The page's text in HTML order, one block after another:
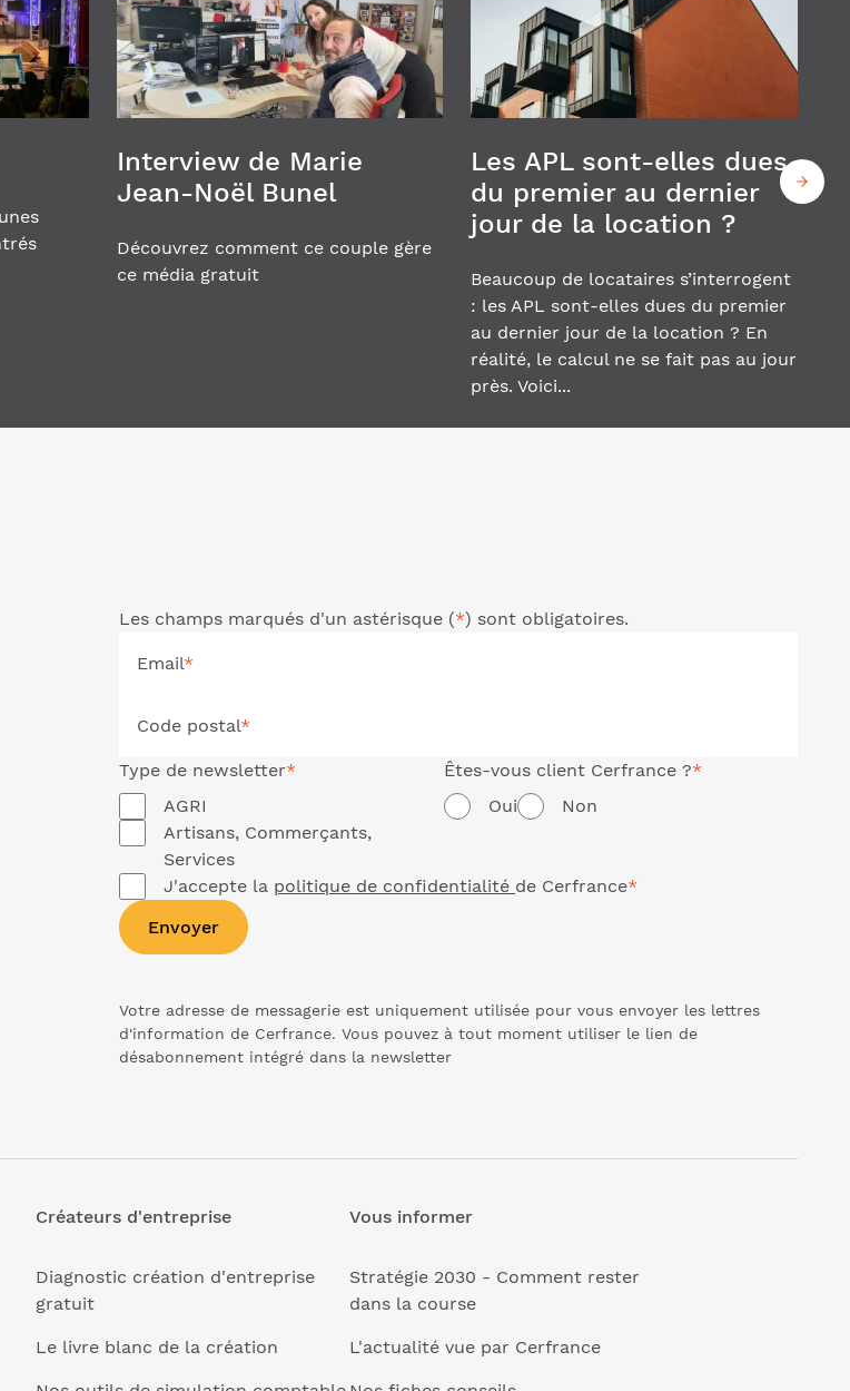
Interview de Marie
Jean-Noël Bunel
Découvrez comment ce couple gère
ce média gratuit
Les APL sont-elles dues
du premier au dernier
jour de la location ?
Beaucoup de locataires s’interrogent
: les APL sont-elles dues du premier
au dernier jour de la location ? En
réalité, le calcul ne se fait pas au jour
près. Voici...
Les champs marqués d'un astérisque (*) sont obligatoires.
Email*
Code postal*
Type de newsletter*
AGRI
Artisans, Commerçants,
Services
Êtes-vous client Cerfrance ?*
Oui
Non
J'accepte la politique de confidentialité de Cerfrance*
Envoyer
Votre adresse de messagerie est uniquement utilisée pour vous envoyer les lettres
d'information de Cerfrance. Vous pouvez à tout moment utiliser le lien de
désabonnement intégré dans la newsletter
Créateurs d'entreprise
Diagnostic création d'entreprise
gratuit
Le livre blanc de la création
Vous informer
Stratégie 2030 - Comment rester
dans la course
L'actualité vue par Cerfrance